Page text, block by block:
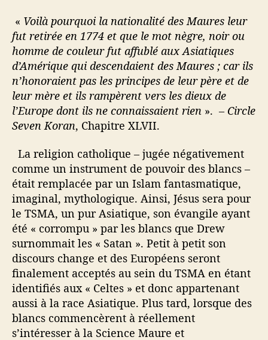
« Voilà pourquoi la nationalité des Maures leur
fut retirée en 1774 et que le mot nègre, noir ou
homme de couleur fut affublé aux Asiatiques
d’Amérique qui descendaient des Maures ; car ils
n’honoraient pas les principes de leur père et de
leur mère et ils rampèrent vers les dieux de
l’Europe dont ils ne connaissaient rien ». – Circle
Seven Koran, Chapitre XLVII.
La religion catholique – jugée négativement
comme un instrument de pouvoir des blancs –
était remplacée par un Islam fantasmatique,
imaginal, mythologique. Ainsi, Jésus sera pour
le TSMA, un pur Asiatique, son évangile ayant
été « corrompu » par les blancs que Drew
surnommait les « Satan ». Petit à petit son
discours change et des Européens seront
finalement acceptés au sein du TSMA en étant
identifiés aux « Celtes » et donc appartenant
aussi à la race Asiatique. Plus tard, lorsque des
blancs commencèrent à réellement
s’intéresser à la Science Maure et